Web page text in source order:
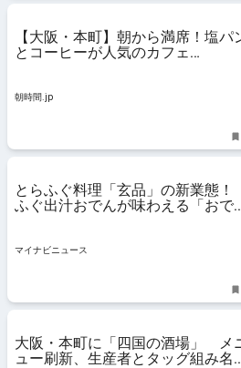
【大阪・本町】朝から満席！塩パ
とコーヒーが人気のカフェ
朝時間.jp
とらふぐ料理「玄品」の新業態！
ふぐ出汁おでんが味わえる「おで
マイナビニュース
大阪・本町に「四国の酒場」 メ
ュー刷新、生産者とタッグ組み名